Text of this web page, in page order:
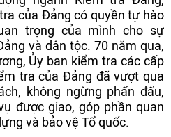
của Đảng có quyền tự hào
trọng của mình cho sự
và dân tộc. 70 năm qua,
Ủy ban kiểm tra các cấp
tra của Đảng đã vượt qua
không ngừng phấn đấu,
được giao, góp phần quan
và bảo vệ Tổ quốc.